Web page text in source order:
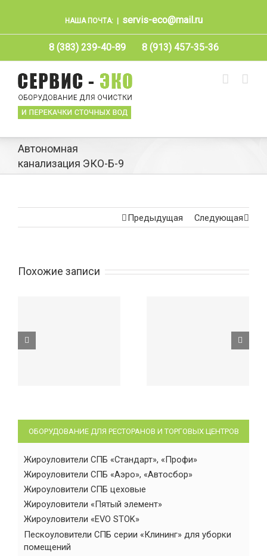
НАША ПОЧТА: servis-eco@mail.ru
8 (383) 239-40-89 8 (913) 457-35-36
Автономная
канализация ЭКО-Б-9
Предыдущая Следующая
Похожие записи
ОБОРУДОВАНИЕ ДЛЯ РЕСТОРАНОВ И ТОРГОВЫХ ЦЕНТРОВ
Жироуловители СПБ «Стандарт», «Профи»
Жироуловители СПБ «Аэро», «Автосбор»
Жироуловители СПБ цеховые
Жироуловители «Пятый элемент»
Жироуловители «EVO STOK»
Пескоуловители СПБ серии «Клининг» для уборки
помещений